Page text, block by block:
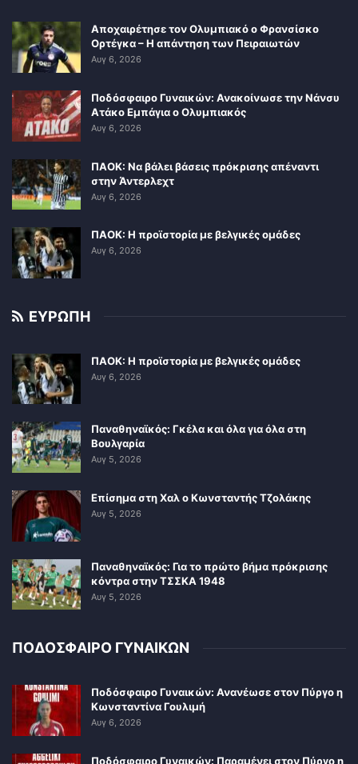
Αποχαιρέτησε τον Ολυμπιακό ο Φρανσίσκο
Ορτέγκα – Η απάντηση των Πειραιωτών
Αυγ 6, 2026
Ποδόσφαιρο Γυναικών: Ανακοίνωσε την Νάνσυ
Ατάκο Εμπάγια ο Ολυμπιακός
Αυγ 6, 2026
ΠΑΟΚ: Να βάλει βάσεις πρόκρισης απέναντι
στην Άντερλεχτ
Αυγ 6, 2026
ΠΑΟΚ: Η προϊστορία με βελγικές ομάδες
Αυγ 6, 2026
ΕΥΡΩΠΗ
ΠΑΟΚ: Η προϊστορία με βελγικές ομάδες
Αυγ 6, 2026
Παναθηναϊκός: Γκέλα και όλα για όλα στη
Βουλγαρία
Αυγ 5, 2026
Επίσημα στη Χαλ ο Κωνσταντής Τζολάκης
Αυγ 5, 2026
Παναθηναϊκός: Για το πρώτο βήμα πρόκρισης
κόντρα στην ΤΣΣΚΑ 1948
Αυγ 5, 2026
ΠΟΔΟΣΦΑΙΡΟ ΓΥΝΑΙΚΩΝ
Ποδόσφαιρο Γυναικών: Ανανέωσε στον Πύργο η
Κωνσταντίνα Γουλιμή
Αυγ 6, 2026
Ποδόσφαιρο Γυναικών: Παραμένει στον Πύργο η